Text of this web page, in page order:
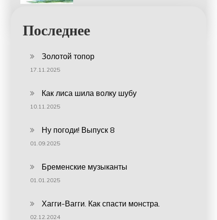
Последнее
Золотой топор
17.11.2025
Как лиса шила волку шубу
10.11.2025
Ну погоди! Выпуск 8
01.09.2025
Бременские музыканты
01.01.2025
Хагги-Вагги. Как спасти монстра.
02.12.2024